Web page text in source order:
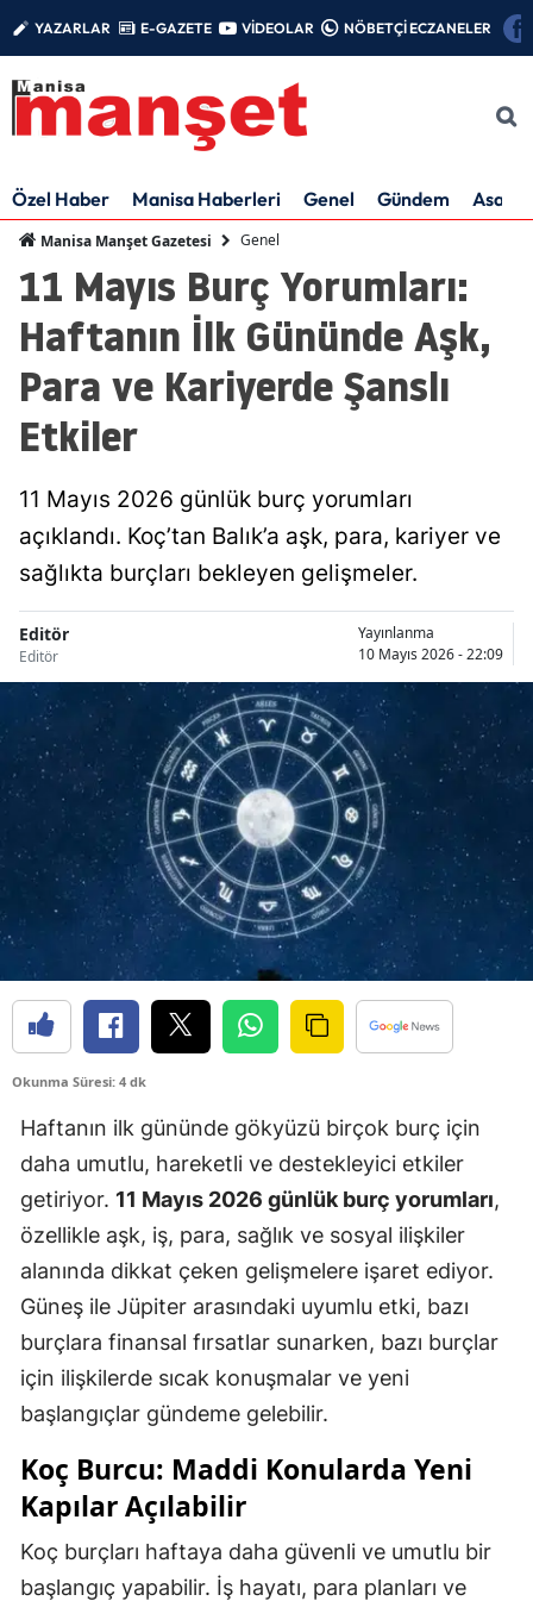
YAZARLAR E-GAZETE VİDEOLAR NÖBETÇİ ECZANELER
Özel Haber Manisa Haberleri Genel Gündem Asayiş
Manisa Manşet Gazetesi Genel
11 Mayıs Burç Yorumları:
Haftanın İlk Gününde Aşk,
Para ve Kariyerde Şanslı
Etkiler
11 Mayıs 2026 günlük burç yorumları
açıklandı. Koç’tan Balık’a aşk, para, kariyer ve
sağlıkta burçları bekleyen gelişmeler.
Editör
Editör
Yayınlanma
10 Mayıs 2026 - 22:09
Okunma Süresi: 4 dk
Haftanın ilk gününde gökyüzü birçok burç için
daha umutlu, hareketli ve destekleyici etkiler
getiriyor. 11 Mayıs 2026 günlük burç yorumları,
özellikle aşk, iş, para, sağlık ve sosyal ilişkiler
alanında dikkat çeken gelişmelere işaret ediyor.
Güneş ile Jüpiter arasındaki uyumlu etki, bazı
burçlara finansal fırsatlar sunarken, bazı burçlar
için ilişkilerde sıcak konuşmalar ve yeni
başlangıçlar gündeme gelebilir.
Koç Burcu: Maddi Konularda Yeni
Kapılar Açılabilir
Koç burçları haftaya daha güvenli ve umutlu bir
başlangıç yapabilir. İş hayatı, para planları ve